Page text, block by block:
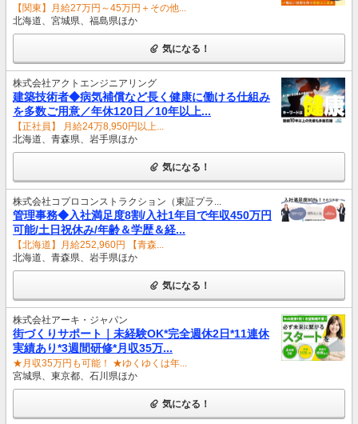
【関東】月給27万円～45万円＋その他...
北海道、宮城県、福島県ほか
気になる！
株式会社アクトエンジニアリング
建築技術者◆病気補償など長く健康に働ける仕組み
を多数ご用意／年休120日／10年以上...
【正社員】 月給24万8,950円以上...
北海道、青森県、岩手県ほか
気になる！
株式会社コプロコンストラクション（東証プラ...
管理事務◆入社満足度8割/入社1年目で年収450万円
可能/土日祝休み/年齢＆学歴＆経...
【北海道】月給252,960円 【青森...
北海道、青森県、岩手県ほか
気になる！
株式会社アーキ・ジャパン
街づくりサポート｜未経験OK*完全週休2日*11連休
実績あり*3週間研修*月収35万...
★月収35万円も可能！ ★ゆくゆくは年...
宮城県、東京都、石川県ほか
気になる！